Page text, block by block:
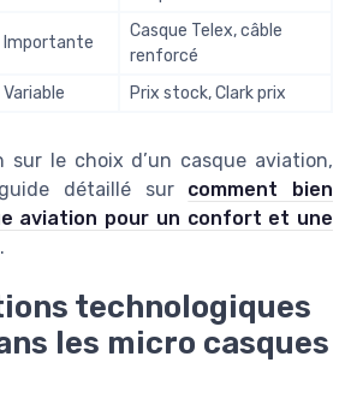
Importante
Casque Telex, câble
renforcé
Variable Prix stock, Clark prix
sur le choix d’un casque aviation,
détaillé sur comment bien
aviation pour un confort et une
.
technologiques
les micro casques